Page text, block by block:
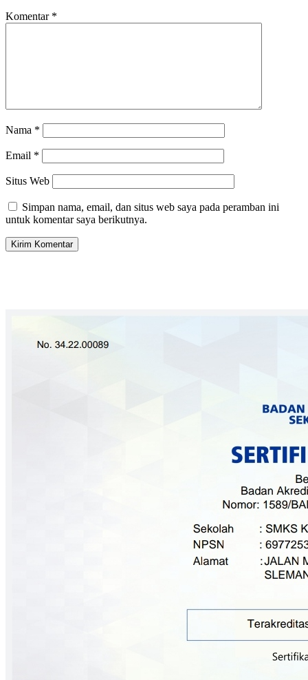
Komentar *
Nama *
Email *
Situs Web
Simpan nama, email, dan situs web saya pada peramban ini
untuk komentar saya berikutnya.